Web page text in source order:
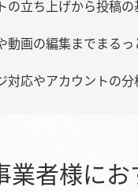
の立ち上げから投稿
動画の編集までまるっ
対応やアカウントの
業者様にお